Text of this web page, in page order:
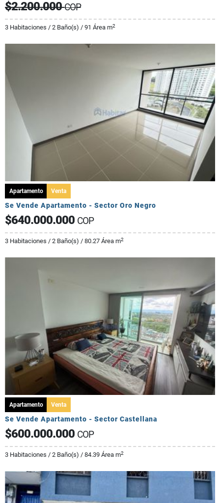
$2.200.000COP
3 Habitaciones / 2 Baño(s) / 91 Área m2
Apartamento Venta
Se Vende Apartamento - Sector Oro Negro
$640.000.000 COP
3 Habitaciones / 2 Baño(s) / 80.27 Área m2
Apartamento Venta
Se Vende Apartamento - Sector Castellana
$600.000.000 COP
3 Habitaciones / 2 Baño(s) / 84.39 Área m2